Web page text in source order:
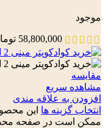
موجود
58,800,000
مقایسه
مشاهده سریع
افزودن به علاقه مندی
انتخاب گزینه ها این
ممکن است در صفحه